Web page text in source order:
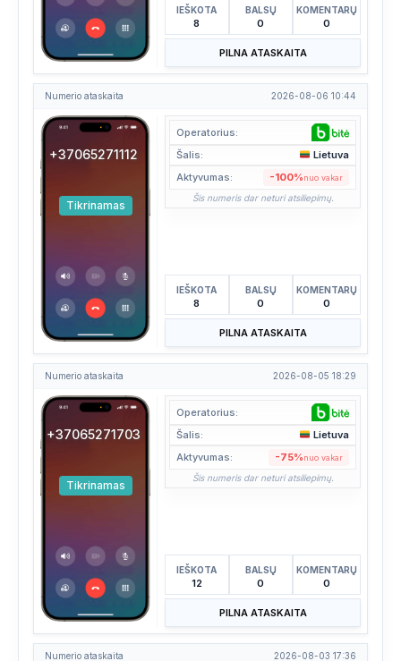
IEŠKOTA
8
BALSŲ
0
KOMENTARŲ
0
PILNA ATASKAITA
Numerio ataskaita 2026-08-06 10:44
+37065271112
Tikrinamas
Operatorius:
Šalis:
Lietuva
Aktyvumas:
-100%nuo vakar
Šis numeris dar neturi atsiliepimų.
IEŠKOTA
8
BALSŲ
0
KOMENTARŲ
0
PILNA ATASKAITA
Numerio ataskaita 2026-08-05 18:29
+37065271703
Tikrinamas
Operatorius:
Šalis:
Lietuva
Aktyvumas:
-75%nuo vakar
Šis numeris dar neturi atsiliepimų.
IEŠKOTA
12
BALSŲ
0
KOMENTARŲ
0
PILNA ATASKAITA
Numerio ataskaita 2026-08-03 17:36